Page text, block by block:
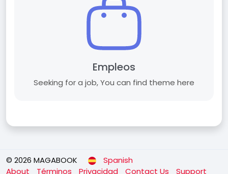
Empleos
Seeking for a job, You can find theme here
© 2026 MAGABOOK
Spanish
About
Términos Privacidad Contact Us Support